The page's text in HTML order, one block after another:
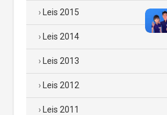
Leis 2015
Leis 2014
Leis 2013
Leis 2012
Leis 2011